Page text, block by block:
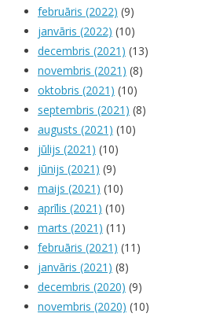
februāris (2022) (9)
janvāris (2022) (10)
decembris (2021) (13)
novembris (2021) (8)
oktobris (2021) (10)
septembris (2021) (8)
augusts (2021) (10)
jūlijs (2021) (10)
jūnijs (2021) (9)
maijs (2021) (10)
aprīlis (2021) (10)
marts (2021) (11)
februāris (2021) (11)
janvāris (2021) (8)
decembris (2020) (9)
novembris (2020) (10)